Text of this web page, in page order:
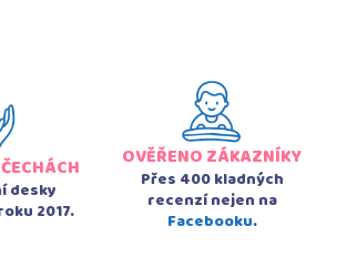
desky
2017.
OVĚŘENO ZÁKAZNÍKY
Přes 400 kladných
recenzí nejen na
Facebooku.